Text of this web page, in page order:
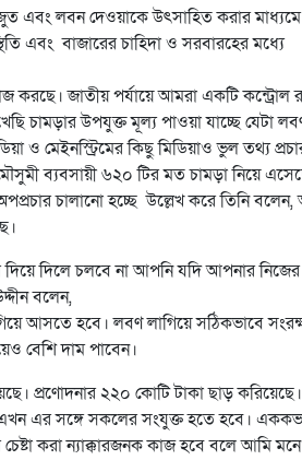
এবং লবন দেওয়াকে উৎসাহিত করার মাধ্যমে
এবং বাজারের চাহিদা ও সরবারহের মধ্যে
করছে। জাতীয় পর্যায়ে আমরা একটি কন্ট্রোল
চামড়ার উপযুক্ত মূল্য পাওয়া যাচ্ছে যেটা
ও মেইনস্ট্রিমের কিছু মিডিয়াও ভুল তথ্য
ব্যবসায়ী ৬২০ টির মত চামড়া নিয়ে
চালানো হচ্ছে উল্লেখ করে তিনি
দিলে চলবে না আপনি যদি আপনার নিজের
বলেন,
আসতে হবে। লবণ লাগিয়ে সঠিকভাবে
বেশি দাম পাবেন।
প্রণোদনার ২২০ কোটি টাকা ছাড় করিয়েছে।
এর সঙ্গে সকলের সংযুক্ত হতে হবে।
করা ন্যাক্কারজনক কাজ হবে বলে আমি